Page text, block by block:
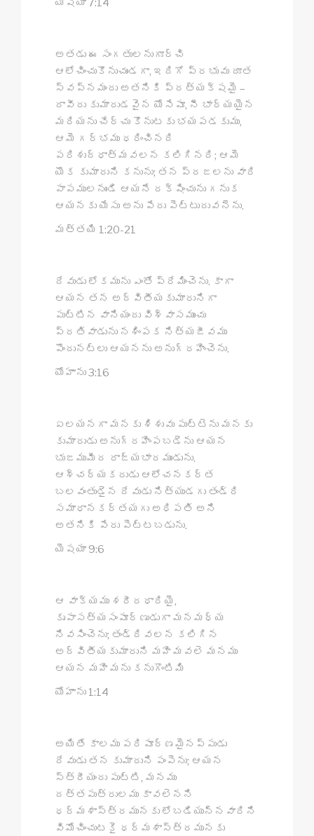
యెషయా 7:14
అతడు ఈ సంగతులనుగూర్చి
ఆలోచించుకొనుచుండగా, ఇదిగో ప్రభువు దూత
స్వప్నమందు అతనికి ప్రత్యక్షమై –
దావీదు కుమారుడవైన యోసేపూ, నీ భార్యయైన
మరియను చేర్చు కొనుటకు భయపడకుము,
ఆమె గర్భము ధరించినది
పరిశుద్ధాత్మవలన కలిగినది; ఆమె
యొక కుమారుని కనును; తన ప్రజలను వారి
పాపములనుండి ఆయనే రక్షించును గనుక
ఆయనకు యేసు అను పేరు పెట్టుదువనెను.
మత్తయి 1:20-21
దేవుడు లోకమును ఎంతో ప్రేమించెను. కాగా
ఆయన తన అద్వితీయకుమారునిగా
పుట్టిన వానియందు విశ్వాసముంచు
ప్రతివాడును నశింపక నిత్యజీవము
పొందునట్లు ఆయనను అనుగ్రహించెను.
యోహాను 3:16
ఏలయనగా మనకు శిశువు పుట్టెను మనకు
కుమారుడు అనుగ్రహింపబడెను ఆయన
భుజముమీద రాజ్యభారముండును.
ఆశ్చర్యకరుడు ఆలోచనకర్త
బలవంతుడైన దేవుడు నిత్యుడగు తండ్రి
సమాధానకర్తయగు అధిపతి అని
అతనికి పేరు పెట్టబడును.
యెషయా 9:6
ఆ వాక్యము శరీరధారియై,
కృపాసత్యసంపూర్ణుడుగా మనమధ్య
నివసించెను; తండ్రివలన కలిగిన
అద్వితీయకుమారుని మహిమవలె మనము
ఆయన మహిమను కనుగొంటిమి
యోహాను 1:14
అయితే కాలము పరిపూర్ణమైనప్పుడు
దేవుడు తన కుమారుని పంపెను; ఆయన
స్త్రీయందు పుట్టి, మనము
దత్తపుత్రులము కావలెనని
ధర్మశాస్త్రమునకు లోబడియున్నవారిని
విమోచించుటకై ధర్మశాస్త్రమునకు